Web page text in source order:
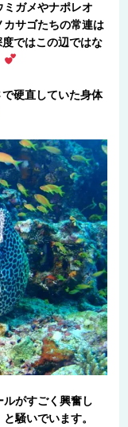
ガメやナポレオ
カサゴたちの常連は
ではこの辺ではな
硬直していた身体
がすごく興奮し
騒いでいます。